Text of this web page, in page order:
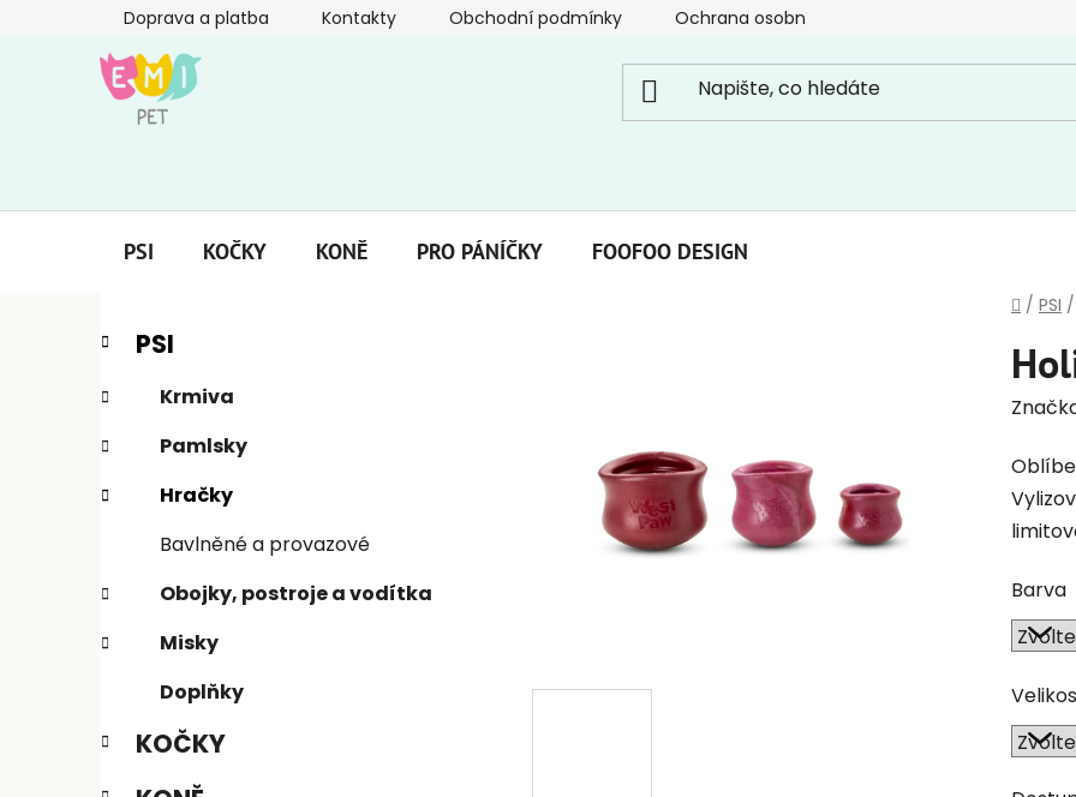
Doprava a platba Kontakty Obchodní podmínky Ochrana osobních údajů
PSI KOČKY KONĚ PRO PÁNÍČKY FOOFOO DESIGN
Domů
/ PSI /
P
s
r
a
í
p
a
l
Přeskočit
kategorie
K
a
e
g
o
r
PSI
Krmiva
Pamlsky
Hračky
Bavlněné a provazové
Obojky, postroje a vodítka
Misky
Doplňky
KOČKY
Barva